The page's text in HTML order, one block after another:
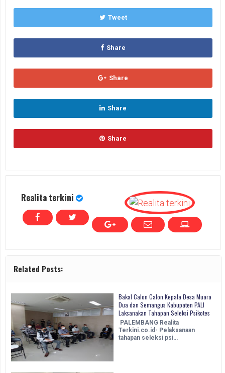
Tweet
Share
Share
Share
Share
Realita terkini
Related Posts:
Bakal Calon Calon Kepala Desa Muara
Dua dan Semangus Kabupaten PALI
Laksanakan Tahapan Seleksi Psikotes
PALEMBANG Realita
Terkini.co.id- Pelaksanaan
tahapan seleksi psi…